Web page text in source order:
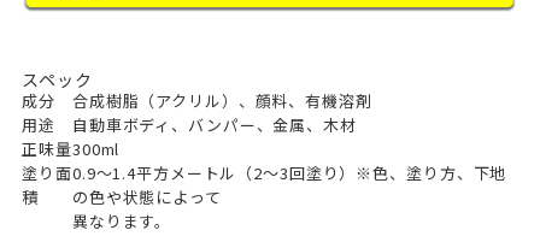
スペック
成分
合成樹脂（アクリル）、顔料、有機溶剤
用途
自動車ボディ、バンパー、金属、木材
正味量300ml
塗り面
積
0.9～1.4平方メートル（2～3回塗り）※色、塗り方、下地
の色や状態によって
異なります。